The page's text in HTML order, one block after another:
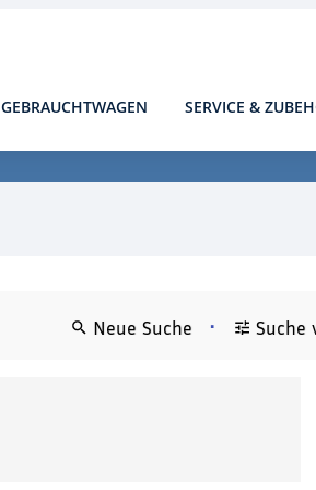
GEBRAUCHTWAGEN SERVICE &
Neue Suche • Suche